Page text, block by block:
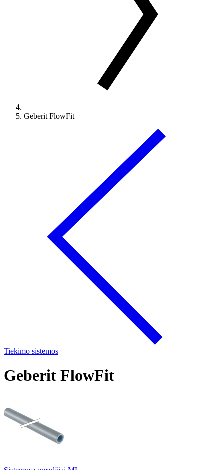
Geberit FlowFit
Tiekimo sistemos
Geberit FlowFit